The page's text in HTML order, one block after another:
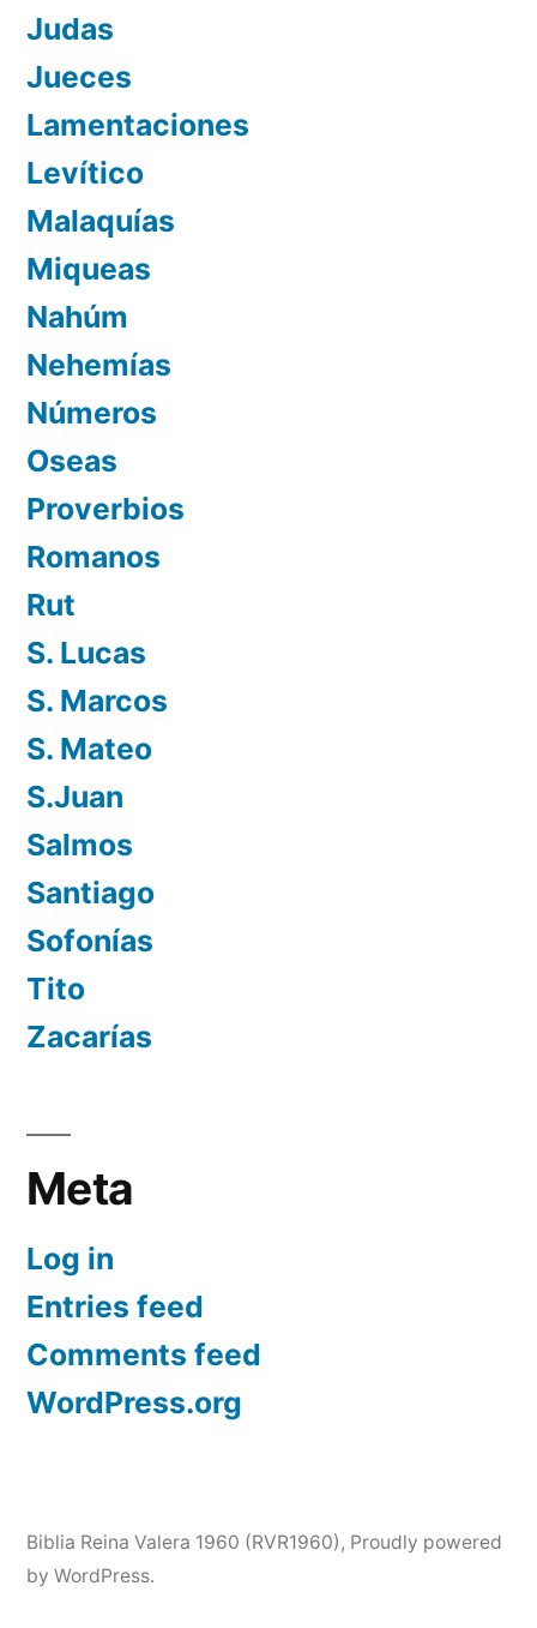
Judas
Jueces
Lamentaciones
Levítico
Malaquías
Miqueas
Nahúm
Nehemías
Números
Oseas
Proverbios
Romanos
Rut
S. Lucas
S. Marcos
S. Mateo
S.Juan
Salmos
Santiago
Sofonías
Tito
Zacarías
Meta
Log in
Entries feed
Comments feed
WordPress.org
Biblia Reina Valera 1960 (RVR1960) , Proudly powered
by WordPress.